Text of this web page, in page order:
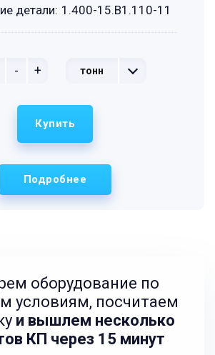
- + тонн
детали: 1.400-15.B1.110-11
Подробнее
Купить
оборудование по
условиям, посчитаем
и вышлем несколько
КП через 15 минут